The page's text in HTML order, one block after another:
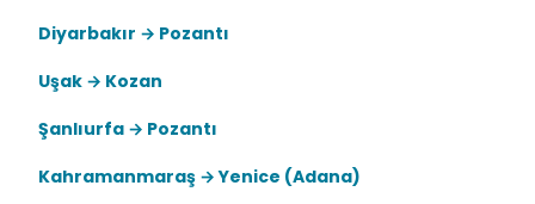
Diyarbakır → Pozantı
Uşak → Kozan
Şanlıurfa → Pozantı
Kahramanmaraş → Yenice (Adana)